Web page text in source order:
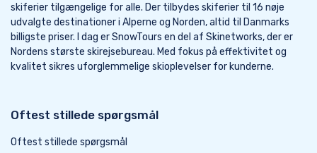
skiferier tilgængelige for alle. Der tilbydes skiferier til 16 nøje
udvalgte destinationer i Alperne og Norden, altid til Danmarks
billigste priser. I dag er SnowTours en del af Skinetworks, der er
Nordens største skirejsebureau. Med fokus på effektivitet og
kvalitet sikres uforglemmelige skioplevelser for kunderne.
Oftest stillede spørgsmål
Oftest stillede spørgsmål